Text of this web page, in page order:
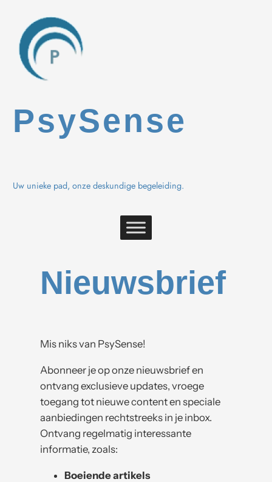
naar
inhoud
PsySense
Uw unieke pad, onze deskundige begeleiding.
Nieuwsbrief
Mis niks van PsySense!
Abonneer je op onze nieuwsbrief en
ontvang exclusieve updates, vroege
toegang tot nieuwe content en speciale
aanbiedingen rechtstreeks in je inbox.
Ontvang regelmatig interessante
informatie, zoals:
Boeiende artikels